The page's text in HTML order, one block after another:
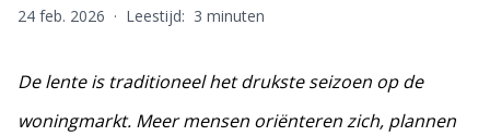
24 feb. 2026 · Leestijd: 3 minuten
De lente is traditioneel het drukste seizoen op de
woningmarkt. Meer mensen oriënteren zich, plannen